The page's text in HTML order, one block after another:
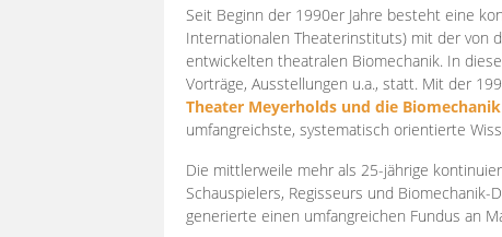
Seit Beginn der 1990er Jahre besteht eine
Internationalen Theaterinstituts) mit der von
entwickelten theatralen Biomechanik. In
Vorträge, Ausstellungen u.a., statt. Mit der
Theater Meyerholds und die Biomechanik
umfangreichste, systematisch orientierte
Die mittlerweile mehr als 25-jährige
Schauspielers, Regisseurs und
generierte einen umfangreichen Fundus an